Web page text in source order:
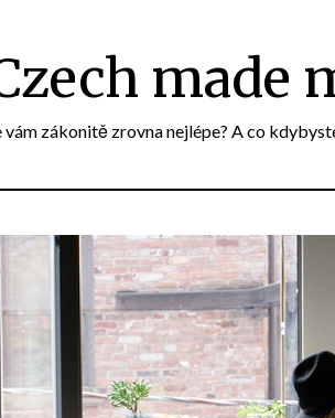
made
zákonitě zrovna nejlépe? A co